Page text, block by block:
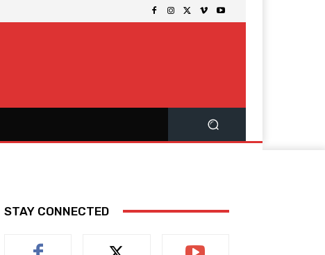
STAY CONNECTED